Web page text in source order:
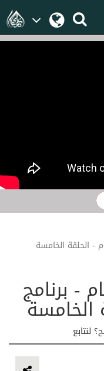
- الحلقة الخامسة
- برنامج
الخامسة
لنتابع